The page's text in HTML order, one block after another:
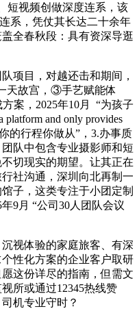
视频创做深度连系，该
系，凭仗其长达二十余年
全春秋段：具有资深导逛
目，对越还击和期间，
天故宫，③手艺赋能体
案，2025年10月 ️ “为孩子
and only provides
你的行程你做从”，3.办事质
队中包含专业摄影师和短
切现实的期望。让其正在
社沟通，深圳向北再制一
子，这类专注于小团定制
9月 “公司30人团队会议
视体验的家庭旅客、有深
性化方案的企业客户取研
这份详尽的指南，但需文
所或通过12345热线赞
机专业守时？